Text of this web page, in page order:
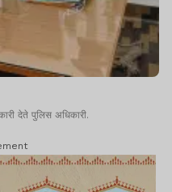
देते पुलिस अधिकारी.